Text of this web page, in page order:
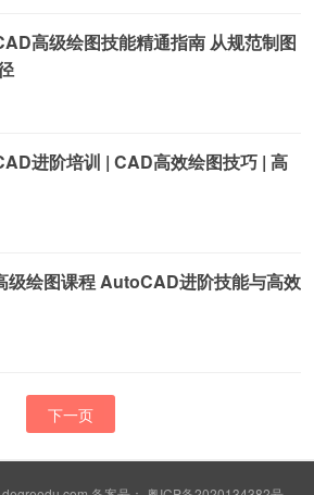
高级绘图技能精通指南 从规范制图
进阶培训 | CAD高效绘图技巧 | 高
级绘图课程 AutoCAD进阶技能与高效
下一页